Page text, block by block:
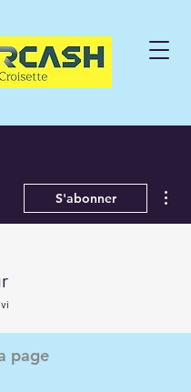
S'abonner